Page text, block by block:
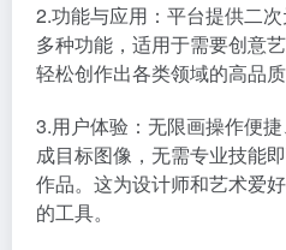
2.功能与应用：平台提供二
多种功能，适用于需要创意
轻松创作出各类领域的高品质
3.用户体验：无限画操作便
成目标图像，无需专业技能
作品。这为设计师和艺术爱
的工具。